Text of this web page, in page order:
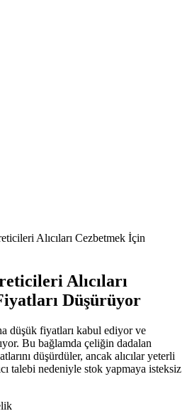
Alıcıları Cezbetmek İçin
Alıcıları
Düşürüyor
düşük fiyatları kabul ediyor ve
Bu bağlamda çeliğin dadalan
düşürdüler, ancak alıcılar yeterli
talebi nedeniyle stok yapmaya isteksiz